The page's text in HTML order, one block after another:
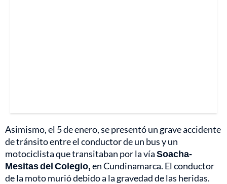
Asimismo, el 5 de enero, se presentó un grave accidente
de tránsito entre el conductor de un bus y un
motociclista que transitaban por la víaSoacha-
Mesitas del Colegio,en Cundinamarca. El conductor
de la moto murió debido a la gravedad de las heridas.